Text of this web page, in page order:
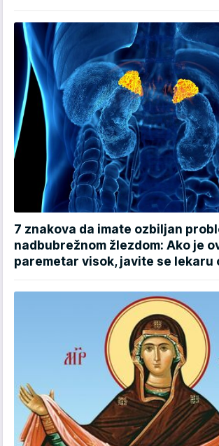
7 znakova da imate ozbiljan
nadbubrežnom žlezdom: Ako je
paremetar visok, javite se lekaru